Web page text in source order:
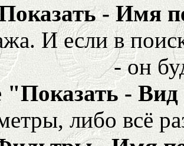
- Имя
И если в
- он
"Показать -
либо всё